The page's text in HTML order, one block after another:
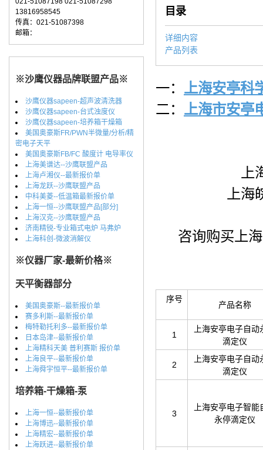
13816958545
传真：021-51087398
邮箱：
※沙鹰仪器品牌联盟产品※
沙鹰仪器sapeen-超声波清洗器
沙鹰仪器sapeen-台式浊度仪
沙鹰仪器sapeen-培养箱干燥箱
美国奥豪斯FR/PWN半微量/分析/精
密电子天平
美国奥豪斯FB/FC 酸度计 电导率仪
上海美谱达--沙鹰联盟产品
上海卢湘仪--最新报价单
上海龙跃--沙鹰联盟产品
中科美菱--低温箱最新报价单
上海一恒--沙鹰联盟产品[部分]
上海汉克--沙鹰联盟产品
济南精锐-专业箱式电炉 马弗炉
上海科创-微波消解仪
※仪器厂家-最新价格※
天平衡器部分
美国奥豪斯--最新报价单
赛多利斯--最新报价单
梅特勒托利多--最新报价单
日本岛津--最新报价单
上海精科天美 普利赛斯 报价单
上海良平--最新报价单
上海舜宇恒平--最新报价单
培养箱-干燥箱-泵
上海一恒--最新报价单
上海博迅--最新报价单
上海精宏--最新报价单
上海跃进--最新报价单
目录
详细内容
产品列表
一： 上海安亭科
二： 上海市安亭
上
咨询购买上
序号
产品名称
1
上海安亭电子自动
滴定仪
2
上海安亭电子自动
滴定仪
3
上海安亭电子智能
永停滴定仪